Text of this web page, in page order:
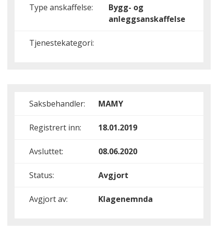
Type anskaffelse:
Bygg- og
anleggsanskaffelse
Tjenestekategori:
Saksbehandler: MAMY
Registrert inn: 18.01.2019
Avsluttet: 08.06.2020
Status: Avgjort
Avgjort av: Klagenemnda